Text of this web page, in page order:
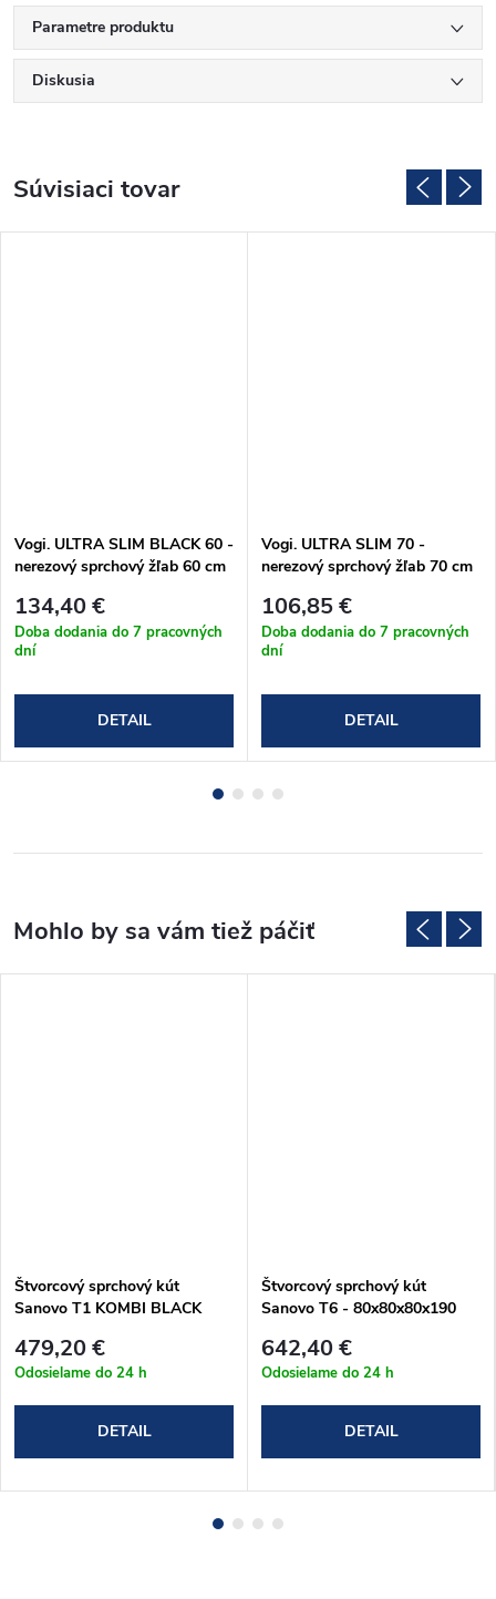
Parametre produktu
Diskusia
Súvisiaci tovar
Vogi. ULTRA SLIM BLACK 60 -
nerezový sprchový žľab 60 cm
134,40 €
Doba dodania do 7 pracovných
dní
DETAIL
Vogi. ULTRA SLIM 70 -
nerezový sprchový žľab 70 cm
106,85 €
Doba dodania do 7 pracovných
dní
DETAIL
Štvorcový sprchový kút
Sanovo T1 KOMBI BLACK
cm (T1KB_9090C)
479,20 €
Odosielame do 24 h
DETAIL
Štvorcový sprchový kút
Sanovo T6 - 80x80x80x190
642,40 €
Odosielame do 24 h
DETAIL